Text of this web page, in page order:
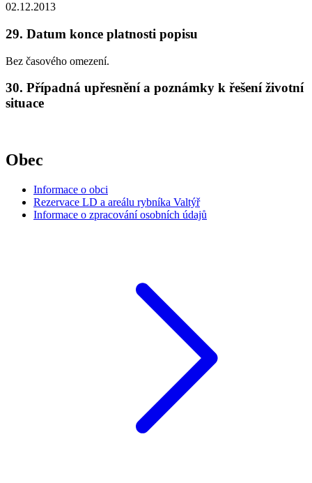
02.12.2013
29. Datum konce platnosti popisu
Bez časového omezení.
30. Případná upřesnění a poznámky k řešení životní
situace
Obec
Informace o obci
Rezervace LD a areálu rybníka Valtýř
Informace o zpracování osobních údajů